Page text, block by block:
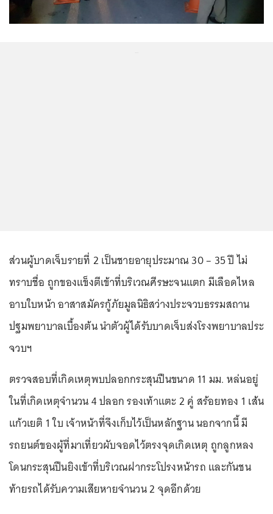
ส่วนผู้บาดเจ็บรายที่ 2 เป็นชายอายุประมาณ 30 – 35 ปี ไม่
ทราบชื่อ ถูกของแข็งตีเข้าที่บริเวณศีรษะจนแตก มีเลือดไหล
อาบใบหน้า อาสาสมัครกู้ภัยมูลนิธิสว่างประจวบธรรมสถาน
ปฐมพยาบาลเบื้องต้น นำตัวผู้ได้รับบาดเจ็บส่งโรงพยาบาลประ
จวบฯ
ตรวจสอบที่เกิดเหตุพบปลอกกระสุนปืนขนาด 11 มม. หล่นอยู่
ในที่เกิดเหตุจำนวน 4 ปลอก รองเท้าแตะ 2 คู่ สร้อยทอง 1 เส้น
แก้วเยติ 1 ใบ เจ้าหน้าที่จึงเก็บไว้เป็นหลักฐาน นอกจากนี้ มี
รถยนต์ของผู้ที่มาเที่ยวผับจอดไว้ตรงจุดเกิดเหตุ ถูกลูกหลง
โดนกระสุนปืนยิงเข้าที่บริเวณฝากระโปรงหน้ารถ และกันชน
ท้ายรถได้รับความเสียหายจำนวน 2 จุดอีกด้วย